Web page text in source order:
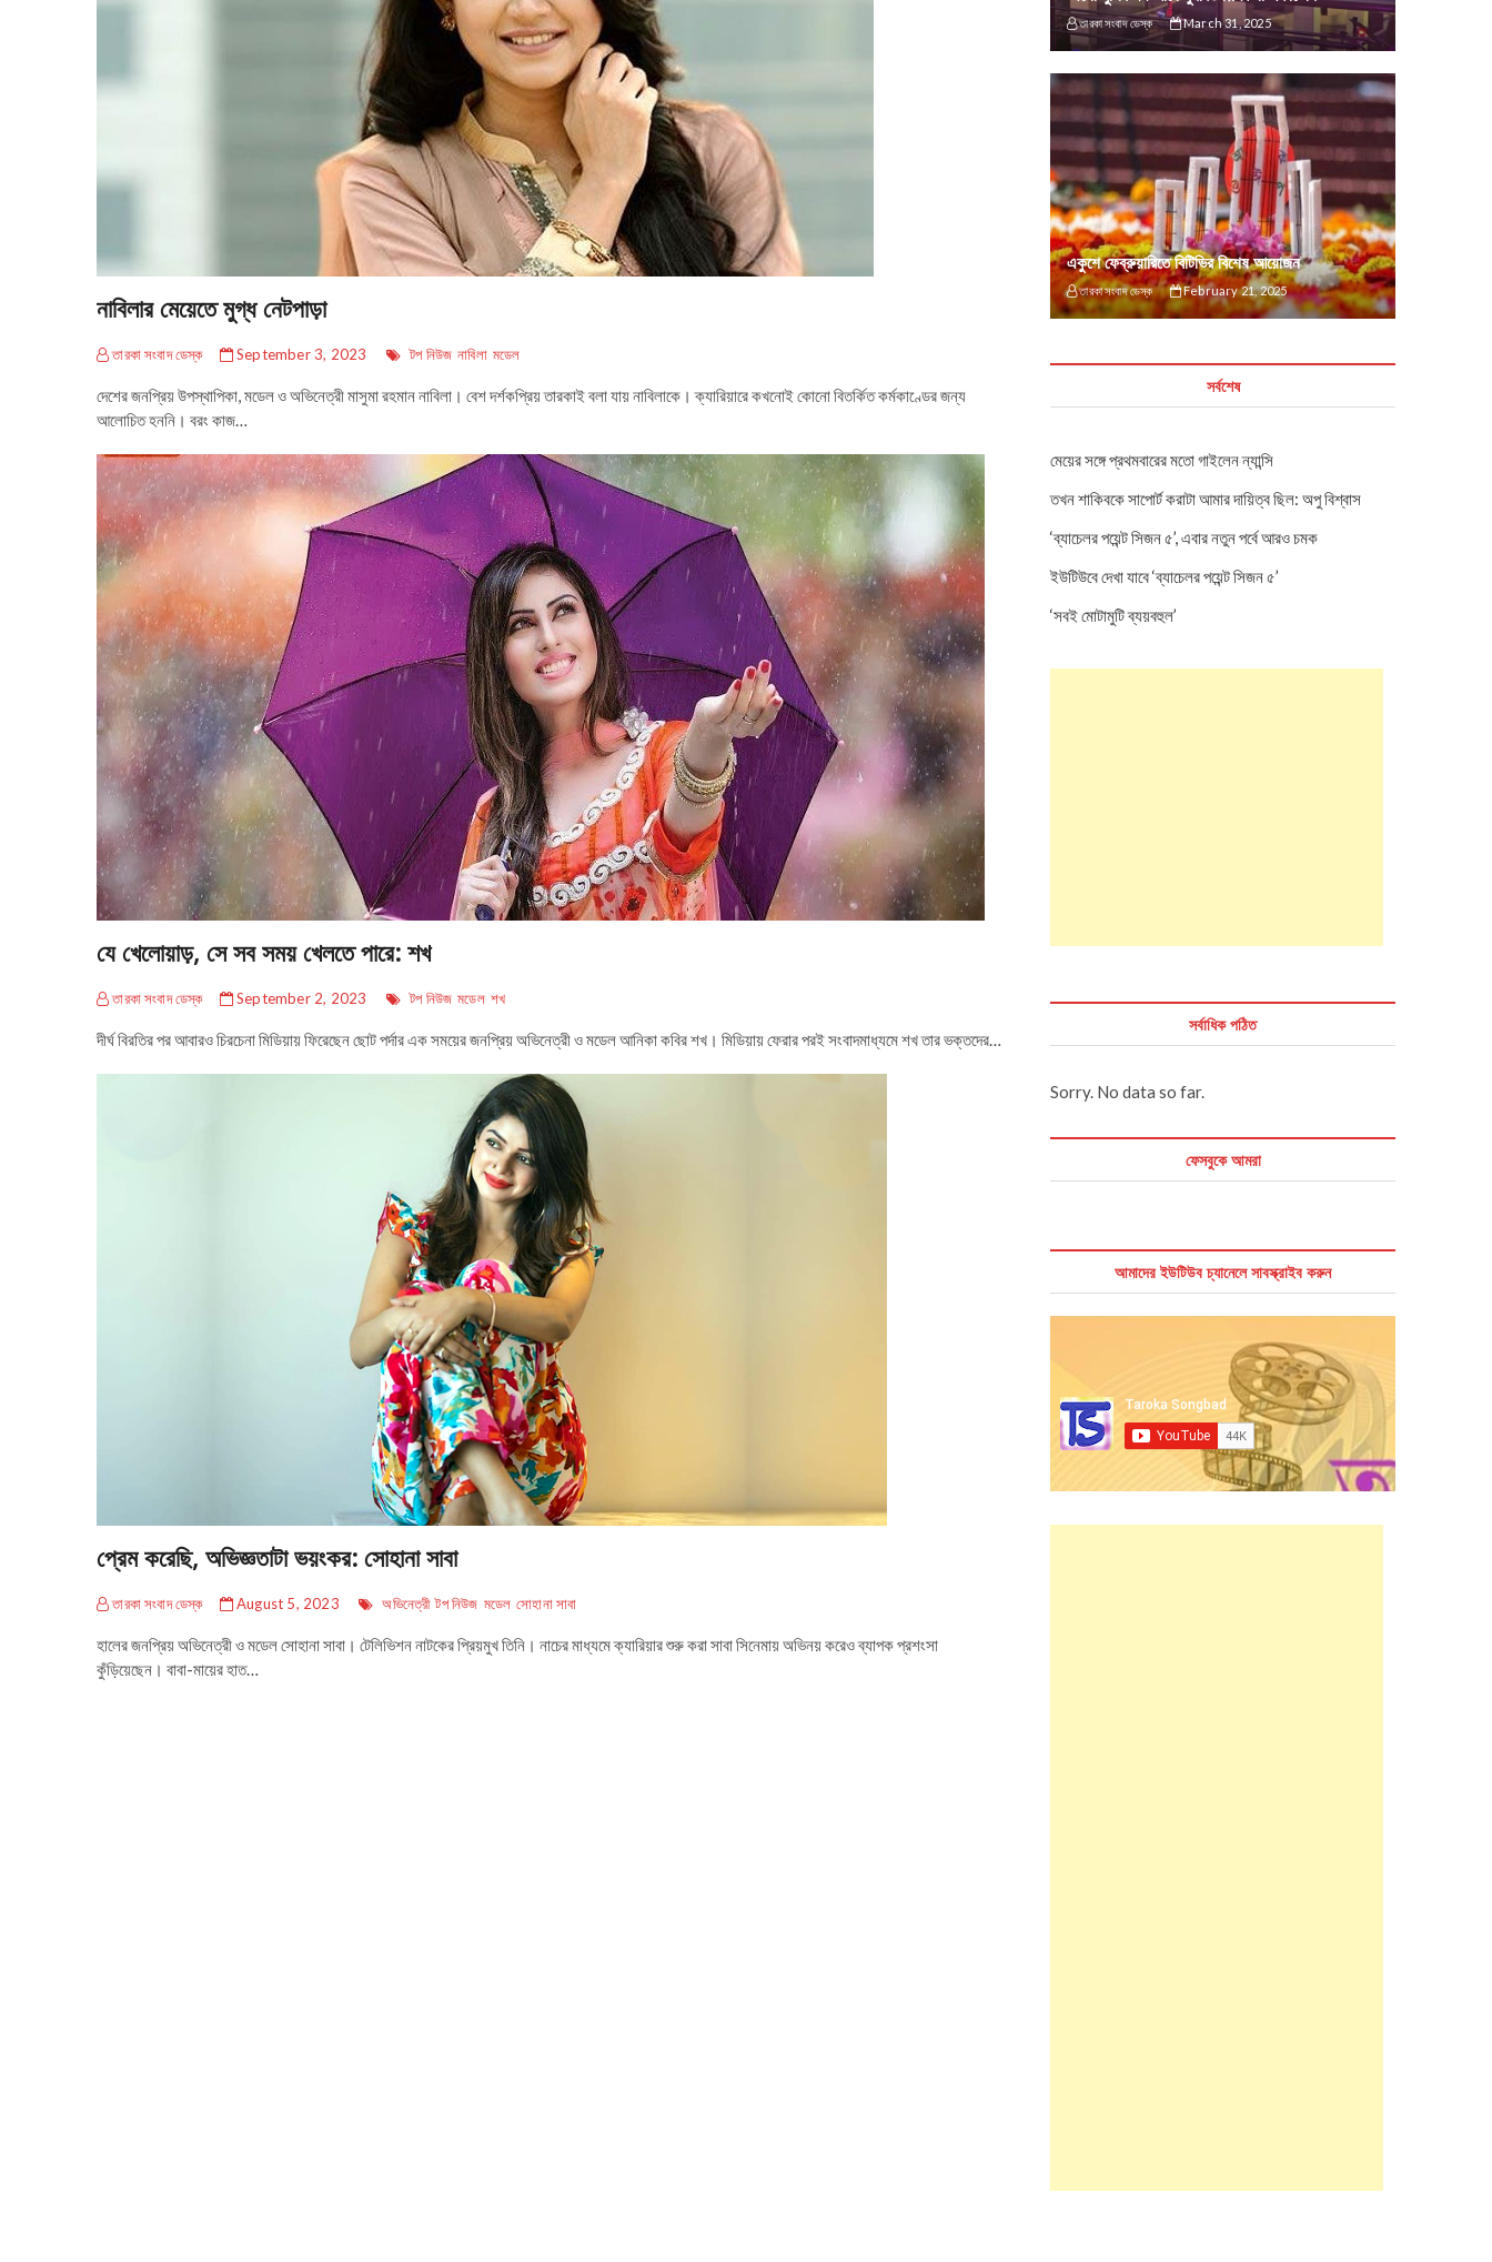
নাবিলার মেয়েতে মুগ্ধ নেটপাড়া
তারকা সংবাদ ডেস্ক September 3, 2023 টপ নিউজ নাবিলা মডেল
দেশের জনপ্রিয় উপস্থাপিকা, মডেল ও অভিনেত্রী মাসুমা রহমান নাবিলা। বেশ দর্শকপ্রিয় তারকাই বলা যায় নাবিলাকে। ক্যারিয়ারে কখনোই কোনো বিতর্কিত কর্মকাণ্ডের জন্য
আলোচিত হননি। বরং কাজ…
যে খেলোয়াড়, সে সব সময় খেলতে পারে: শখ
তারকা সংবাদ ডেস্ক September 2, 2023 টপ নিউজ মডেল শখ
দীর্ঘ বিরতির পর আবারও চিরচেনা মিডিয়ায় ফিরেছেন ছোট পর্দার এক সময়ের জনপ্রিয় অভিনেত্রী ও মডেল আনিকা কবির শখ। মিডিয়ায় ফেরার পরই সংবাদমাধ্যমে শখ তার ভক্তদের…
প্রেম করেছি, অভিজ্ঞতাটা ভয়ংকর: সোহানা সাবা
তারকা সংবাদ ডেস্ক August 5, 2023 অভিনেত্রী টপ নিউজ মডেল সোহানা সাবা
হালের জনপ্রিয় অভিনেত্রী ও মডেল সোহানা সাবা। টেলিভিশন নাটকের প্রিয়মুখ তিনি। নাচের মাধ্যমে ক্যারিয়ার শুরু করা সাবা সিনেমায় অভিনয় করেও ব্যাপক প্রশংসা
কুঁড়িয়েছেন। বাবা-মায়ের হাত…
তারকা সংবাদ ডেস্ক March 31, 2025
একুশে ফেব্রুয়ারিতে বিটিভির বিশেষ আয়োজন
তারকা সংবাদ ডেস্ক February 21, 2025
সর্বশেষ
মেয়ের সঙ্গে প্রথমবারের মতো গাইলেন ন্যান্সি
তখন শাকিবকে সাপোর্ট করাটা আমার দায়িত্ব ছিল: অপু বিশ্বাস
‘ব্যাচেলর পয়েন্ট সিজন ৫’, এবার নতুন পর্বে আরও চমক
ইউটিউবে দেখা যাবে ‘ব্যাচেলর পয়েন্ট সিজন ৫’
‘সবই মোটামুটি ব্যয়বহুল’
সর্বাধিক পঠিত
Sorry. No data so far.
ফেসবুকে আমরা
আমাদের ইউটিউব চ্যানেলে সাবস্ক্রাইব করুন